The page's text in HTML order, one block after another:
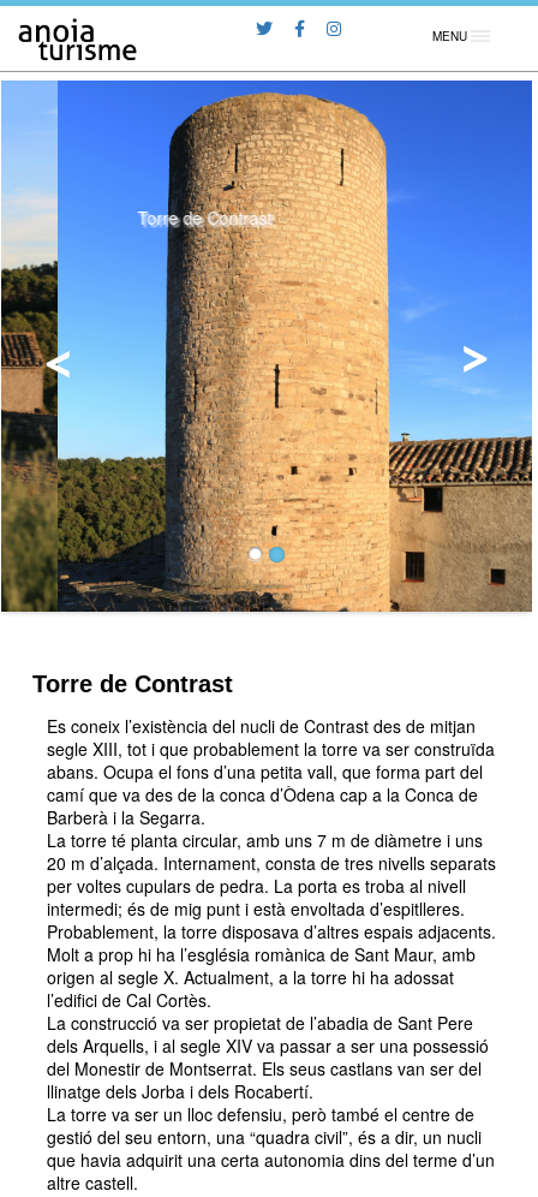
MENU
Torre de Contrast
Torre de Contrast
Es coneix l’existència del nucli de Contrast des de mitjan
segle XIII, tot i que probablement la torre va ser construïda
abans. Ocupa el fons d’una petita vall, que forma part del
camí que va des de la conca d’Òdena cap a la Conca de
Barberà i la Segarra.
La torre té planta circular, amb uns 7 m de diàmetre i uns
20 m d’alçada. Internament, consta de tres nivells separats
per voltes cupulars de pedra. La porta es troba al nivell
intermedi; és de mig punt i està envoltada d’espitlleres.
Probablement, la torre disposava d’altres espais adjacents.
Molt a prop hi ha l’església romànica de Sant Maur, amb
origen al segle X. Actualment, a la torre hi ha adossat
l’edifici de Cal Cortès.
La construcció va ser propietat de l’abadia de Sant Pere
dels Arquells, i al segle XIV va passar a ser una possessió
del Monestir de Montserrat. Els seus castlans van ser del
llinatge dels Jorba i dels Rocabertí.
La torre va ser un lloc defensiu, però també el centre de
gestió del seu entorn, una “quadra civil”, és a dir, un nucli
que havia adquirit una certa autonomia dins del terme d’un
altre castell.